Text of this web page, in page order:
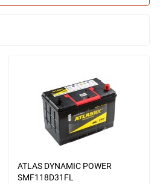
ATLAS DYNAMIC POWER
SMF118D31FL